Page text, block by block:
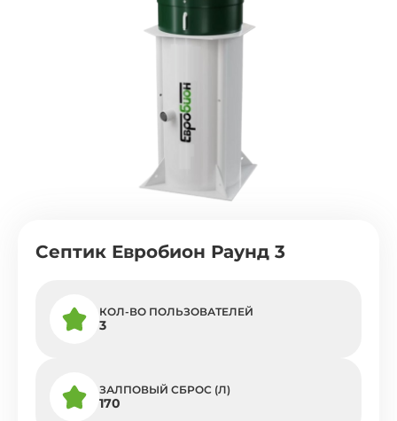
Септик Евробион Раунд 3
КОЛ-ВО ПОЛЬЗОВАТЕЛЕЙ
3
ЗАЛПОВЫЙ СБРОС (Л)
170